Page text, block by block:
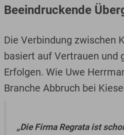
werden können.
Beeindruckende
Die Verbindung zwischen
basiert auf Vertrauen und
Erfolgen. Wie Uwe
Branche Abbruch bei
„Die Firma Regrata ist